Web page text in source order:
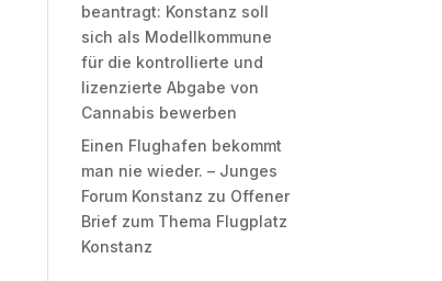
beantragt: Konstanz soll
sich als Modellkommune
für die kontrollierte und
lizenzierte Abgabe von
Cannabis bewerben
Einen Flughafen bekommt
man nie wieder. – Junges
Forum Konstanz zu Offener
Brief zum Thema Flugplatz
Konstanz